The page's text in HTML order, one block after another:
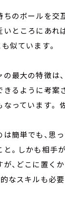
のボールを交
いところにあれ
似ています。
最大の特徴は
きるように考案
っています。
簡単でも、思
。しかも相手
が、どこに置く
なスキルも必要